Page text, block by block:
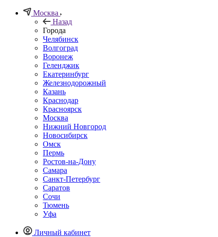
Москва
Назад
Города
Челябинск
Волгоград
Воронеж
Геленджик
Екатеринбург
Железнодорожный
Казань
Краснодар
Красноярск
Москва
Нижний Новгород
Новосибирск
Омск
Пермь
Ростов-на-Дону
Самара
Санкт-Петербург
Саратов
Сочи
Тюмень
Уфа
Личный кабинет